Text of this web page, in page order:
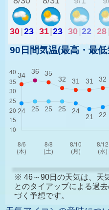
30|23 31|23 30 22 28
90日間気温(最高・最低
※ 46～90日の天気は、天
とのタイアップによる過
づく予想です。